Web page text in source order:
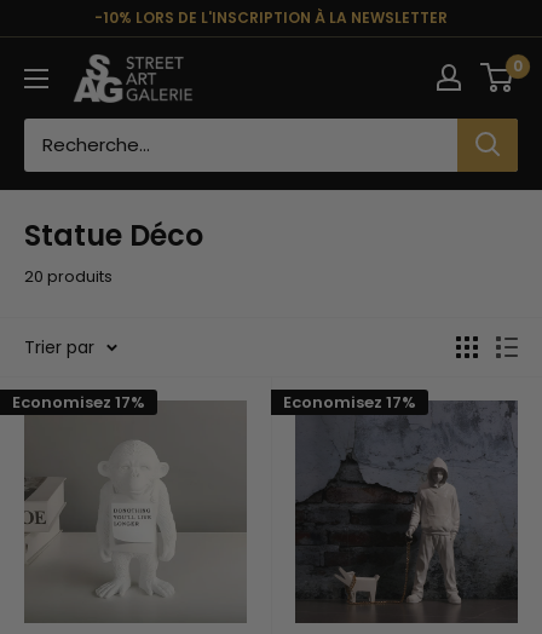
contenu
-10% LORS DE L'INSCRIPTION À LA NEWSLETTER
Street
Art
0
Statue Déco
20 produits
Trier par
Economisez 17% Economisez 17%